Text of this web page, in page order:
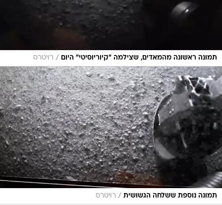
תמונה ראשונה מהמאדים, שצילמה "קיוריוסיטי" היום / רויטרס
תמונה נוספת ששלחה הגשושית / רויטרס